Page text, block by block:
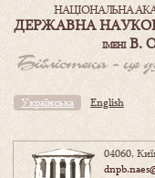
НАЦІОНАЛЬНА
ДЕРЖАВНА
ІМЕНІВ.
Українська English
04060,